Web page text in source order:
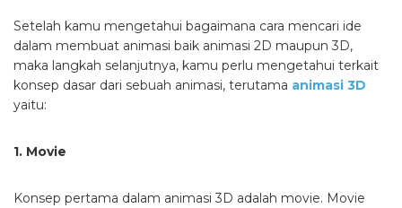
Setelah kamu mengetahui bagaimana cara mencari ide
dalam membuat animasi baik animasi 2D maupun 3D,
maka langkah selanjutnya, kamu perlu mengetahui terkait
konsep dasar dari sebuah animasi, terutama animasi 3D
yaitu:
1. Movie
Konsep pertama dalam animasi 3D adalah movie. Movie